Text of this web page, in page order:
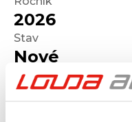
2026
Stav
Nové
Palivo
Diesel